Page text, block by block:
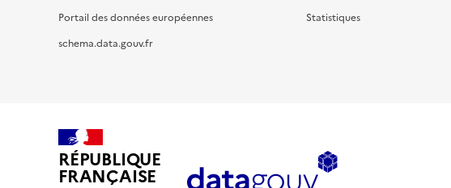
Portail des données européennes
schema.data.gouv.fr
Statistiques
RÉPUBLIQUE
FRANÇAISE